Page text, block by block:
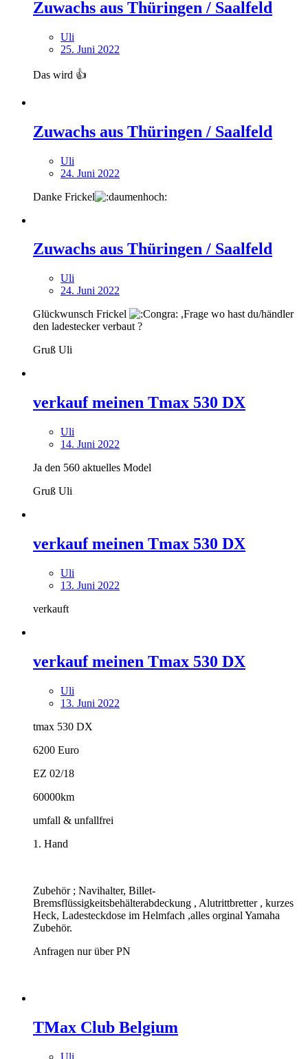
Zuwachs aus Thüringen / Saalfeld
Uli
25. Juni 2022
Das wird 👍
Zuwachs aus Thüringen / Saalfeld
Uli
24. Juni 2022
Danke Frickel
Zuwachs aus Thüringen / Saalfeld
Uli
24. Juni 2022
Glückwunsch Frickel
,Frage wo hast du/händler
den ladestecker verbaut ?
Gruß Uli
verkauf meinen Tmax 530 DX
Uli
14. Juni 2022
Ja den 560 aktuelles Model
Gruß Uli
verkauf meinen Tmax 530 DX
Uli
13. Juni 2022
verkauft
verkauf meinen Tmax 530 DX
Uli
13. Juni 2022
tmax 530 DX
6200 Euro
EZ 02/18
60000km
umfall & unfallfrei
1. Hand
Zubehör ; Navihalter, Billet-
Bremsflüssigkeitsbehälterabdeckung , Alutrittbretter , kurzes
Heck, Ladesteckdose im Helmfach ,alles orginal Yamaha
Zubehör.
Anfragen nur über PN
TMax Club Belgium
Uli